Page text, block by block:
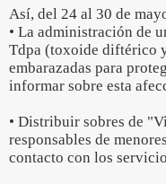
Así, del 24 al 30 de
• La administración de
Tdpa (toxoide diftérico
embarazadas para
informar sobre esta
• Distribuir sobres de
responsables de
contacto con los